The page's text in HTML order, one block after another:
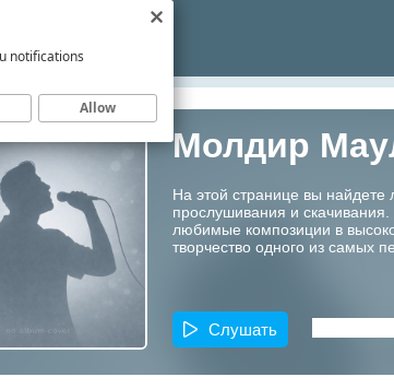
Молдир
На этой странице вы
прослушивания и
любимые композиции в
творчество одного из самых
Слушать
notifications
Allow